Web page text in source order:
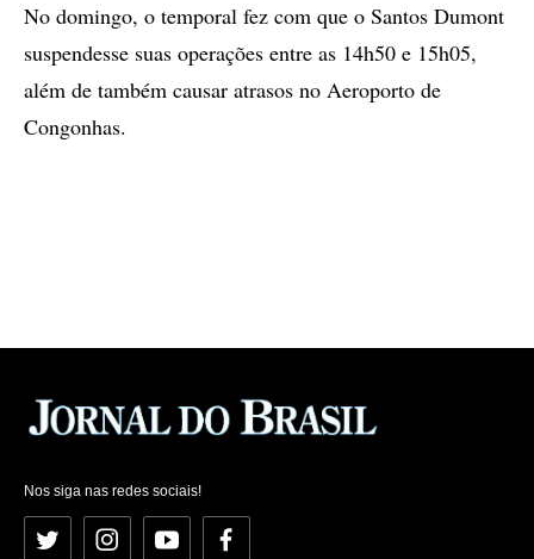
No domingo, o temporal fez com que o Santos Dumont
suspendesse suas operações entre as 14h50 e 15h05,
além de também causar atrasos no Aeroporto de
Congonhas.
Nos siga nas redes sociais!
Twitter InstagramYouTubeFacebook